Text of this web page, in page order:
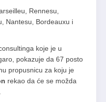
Rennesu,
Nantesu, Bordeauxu i
koje je u
pokazuje da 67 posto
propusnicu za koju je
rekao da će se možda